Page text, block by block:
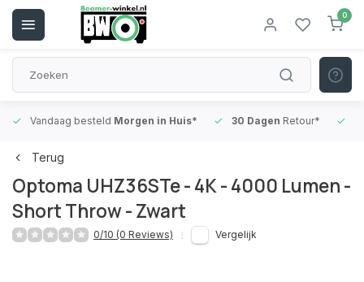
0
Vandaag besteld Morgen in Huis* 30 Dagen Retour*
Terug
Optoma UHZ36STe - 4K - 4000 Lumen -
Short Throw - Zwart
0/10 (0 Reviews) Vergelijk